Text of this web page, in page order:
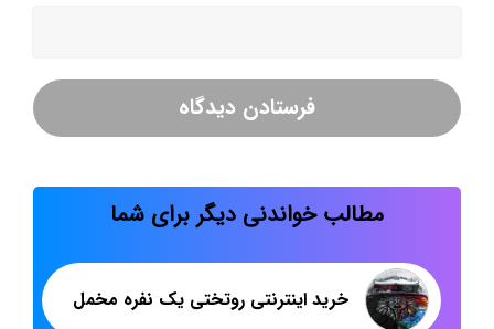
مطالب خواندنی دیگر برای شما
خرید اینترنتی روتختی یک نفره مخمل